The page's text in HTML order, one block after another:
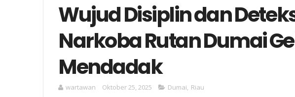
Wujud Disiplin dan
Narkoba Rutan Dumai
Mendadak
wartawan Oktober 25, 2025 Dumai, Riau